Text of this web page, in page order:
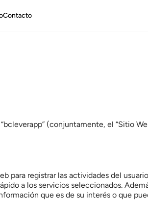
Contacto
(conjuntamente, el “Sitio
para registrar las actividades del
a los servicios seleccionados.
que es de su interés o que